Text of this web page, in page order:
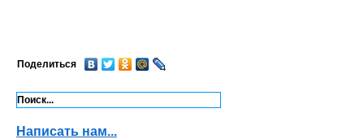
Поделиться
Написать нам...